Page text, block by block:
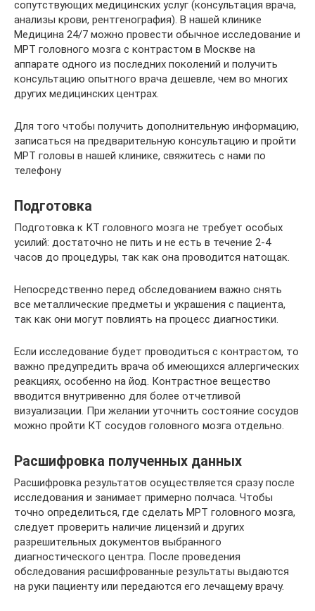
сопутствующих медицинских услуг (консультация врача,
анализы крови, рентгенография). В нашей клинике
Медицина 24/7 можно провести обычное исследование и
МРТ головного мозга с контрастом в Москве на
аппарате одного из последних поколений и получить
консультацию опытного врача дешевле, чем во многих
других медицинских центрах.
Для того чтобы получить дополнительную информацию,
записаться на предварительную консультацию и пройти
МРТ головы в нашей клинике, свяжитесь с нами по
телефону
Подготовка
Подготовка к КТ головного мозга не требует особых
усилий: достаточно не пить и не есть в течение 2-4
часов до процедуры, так как она проводится натощак.
Непосредственно перед обследованием важно снять
все металлические предметы и украшения с пациента,
так как они могут повлиять на процесс диагностики.
Если исследование будет проводиться с контрастом, то
важно предупредить врача об имеющихся аллергических
реакциях, особенно на йод. Контрастное вещество
вводится внутривенно для более отчетливой
визуализации. При желании уточнить состояние сосудов
можно пройти КТ сосудов головного мозга отдельно.
Расшифровка полученных данных
Расшифровка результатов осуществляется сразу после
исследования и занимает примерно полчаса. Чтобы
точно определиться, где сделать МРТ головного мозга,
следует проверить наличие лицензий и других
разрешительных документов выбранного
диагностического центра. После проведения
обследования расшифрованные результаты выдаются
на руки пациенту или передаются его лечащему врачу.